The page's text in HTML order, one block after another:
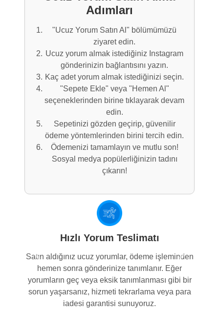
Adımları
"Ucuz Yorum Satın Al" bölümümüzü
ziyaret edin.
Ucuz yorum almak istediğiniz Instagram
gönderinizin bağlantısını yazın.
Kaç adet yorum almak istediğinizi seçin.
"Sepete Ekle" veya "Hemen Al"
seçeneklerinden birine tıklayarak devam
edin.
Sepetinizi gözden geçirip, güvenilir
ödeme yöntemlerinden birini tercih edin.
Ödemenizi tamamlayın ve mutlu son!
Sosyal medya popülerliğinizin tadını
çıkarın!
Hızlı Yorum Teslimatı
Satın aldığınız ucuz yorumlar, ödeme işleminden
hemen sonra gönderinize tanımlanır. Eğer
yorumların geç veya eksik tanımlanması gibi bir
sorun yaşarsanız, hizmeti tekrarlama veya para
iadesi garantisi sunuyoruz.
Previous Next